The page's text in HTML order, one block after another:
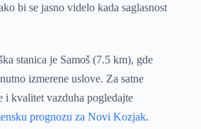
bi se jasno videlo kada saglasnost
stanica je Samoš (7.5 km), gde
izmerene uslove. Za satne
i kvalitet vazduha pogledajte
prognozu za Novi Kozjak.